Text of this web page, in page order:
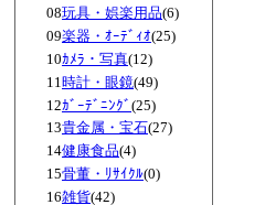
08玩具・娯楽用品(6)
09楽器・ｵｰﾃﾞｨｵ(25)
10ｶﾒﾗ・写真(12)
11 時計・眼鏡(49)
12ｶﾞｰﾃﾞﾆﾝｸﾞ (25)
13貴金属・宝石(27)
14健康食品(4)
15骨董・ﾘｻｲｸﾙ(0)
16雑貨(42)